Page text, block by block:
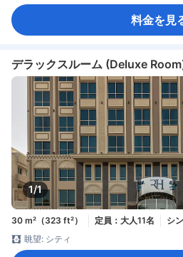
料金を見
デラックスルーム (Deluxe
1/1
30 m²（323 ft²） 定員：大人11名
シ
眺望: シティ